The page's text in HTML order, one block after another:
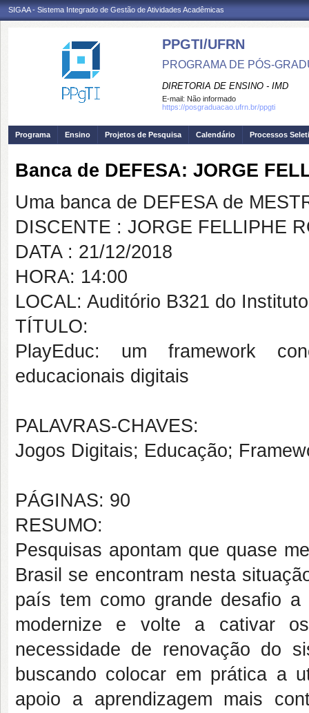
SIGAA - Sistema Integrado de Gestão de Atividades Acadêmicas
PPGTI/UFRN
PROGRAMA DE PÓS-
DIRETORIA DE ENSINO - IMD
E-mail: Não informado
https://posgraduacao.ufrn.br/ppgti
Programa Ensino Projetos de Pesquisa Calendário Processos
Banca de DEFESA: JORGE
Uma banca de DEFESA de
DISCENTE : JORGE FELLIPHE
DATA : 21/12/2018
HORA: 14:00
LOCAL: Auditório B321 do
TÍTULO:
PlayEduc: um framework
educacionais digitais
PALAVRAS-CHAVES:
Jogos Digitais; Educação;
PÁGINAS: 90
RESUMO:
Pesquisas apontam que quase
Brasil se encontram nesta
país tem como grande desafio
modernize e volte a cativar
necessidade de renovação do
buscando colocar em prática a
apoio a aprendizagem mais